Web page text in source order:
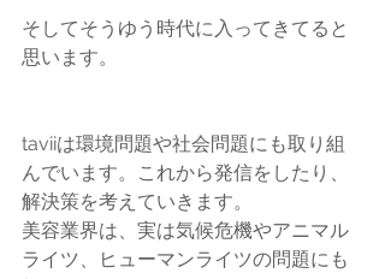
そしてそうゆう時代に入ってきてると
思います。
taviiは環境問題や社会問題にも取り組
んでいます。これから発信をしたり、
解決策を考えていきます。
美容業界は、実は気候危機やアニマル
ライツ、ヒューマンライツの問題にも